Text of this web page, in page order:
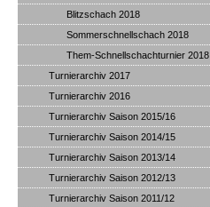
Blitzschach 2018
Sommerschnellschach 2018
Them-Schnellschachturnier 2018
Turnierarchiv 2017
Turnierarchiv 2016
Turnierarchiv Saison 2015/16
Turnierarchiv Saison 2014/15
Turnierarchiv Saison 2013/14
Turnierarchiv Saison 2012/13
Turnierarchiv Saison 2011/12